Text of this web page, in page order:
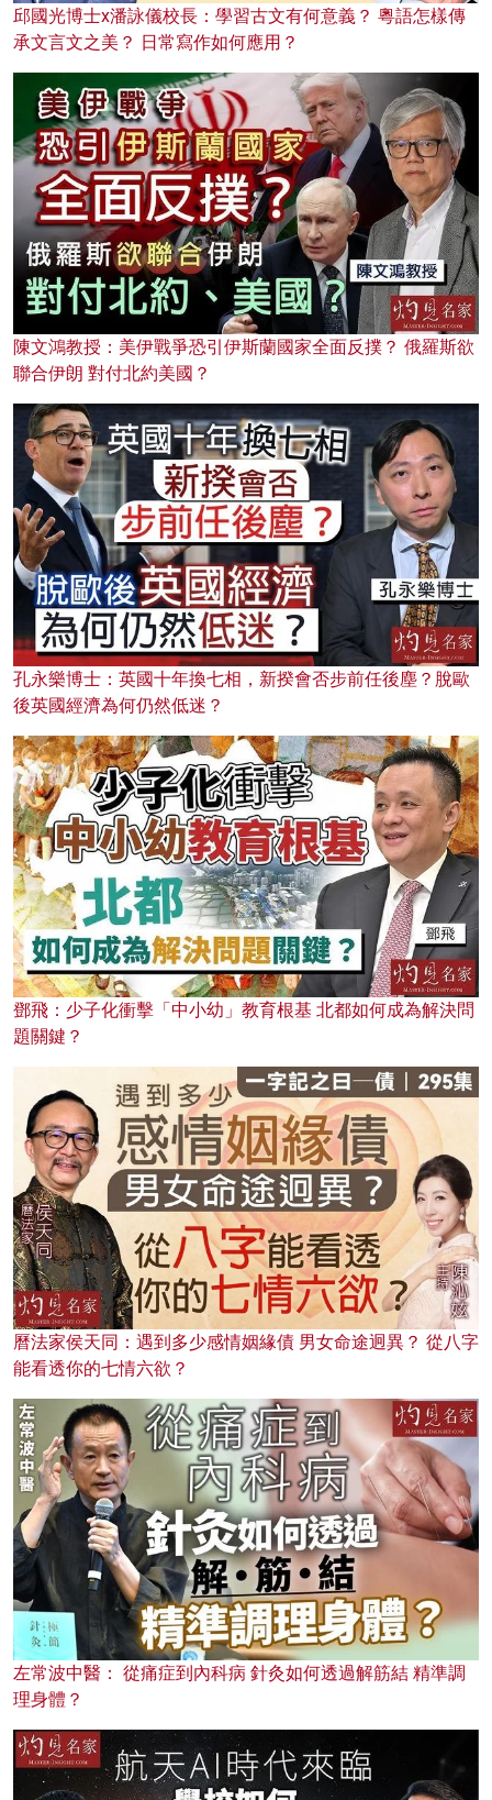
邱國光博士x潘詠儀校長：學習古文有何意義？ 粵語怎樣傳
承文言文之美？ 日常寫作如何應用？
陳文鴻教授：美伊戰爭恐引伊斯蘭國家全面反撲？ 俄羅斯欲
聯合伊朗 對付北約美國？
孔永樂博士：英國十年換七相，新揆會否步前任後塵？脫歐
後英國經濟為何仍然低迷？
鄧飛：少子化衝擊「中小幼」教育根基 北都如何成為解決問
題關鍵？
曆法家侯天同：遇到多少感情姻緣債 男女命途迥異？ 從八字
能看透你的七情六欲？
左常波中醫： 從痛症到內科病 針灸如何透過解筋結 精準調
理身體？